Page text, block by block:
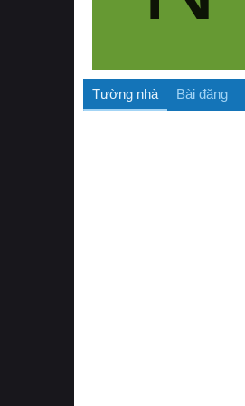
Tường nhà Bài đăng